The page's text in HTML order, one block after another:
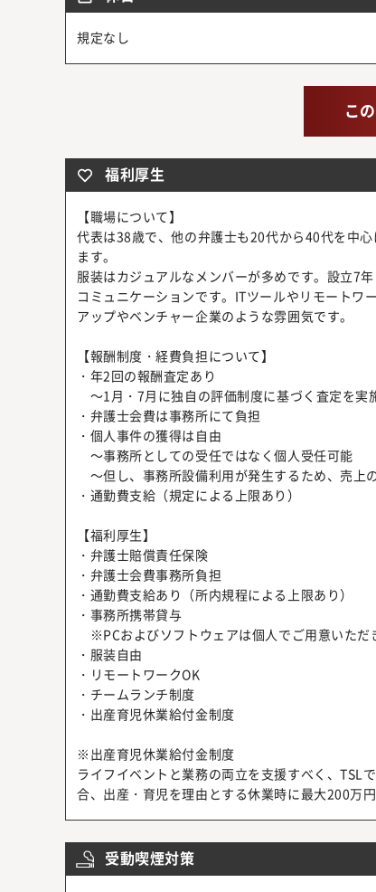
規定なし
こ
福利厚生
【職場について】
代表は38歳で、他の弁護士も20代から40代を中
ます。
服装はカジュアルなメンバーが多めです。設立7
コミュニケーションです。ITツールやリモートワ
アップやベンチャー企業のような雰囲気です。
【報酬制度・経費負担について】
・年2回の報酬査定あり
～1月・7月に独自の評価制度に基づく査定を実
・弁護士会費は事務所にて負担
・個人事件の獲得は自由
～事務所としての受任ではなく個人受任可能
～但し、事務所設備利用が発生するため、売上
・通勤費支給（規定による上限あり）
【福利厚生】
・弁護士賠償責任保険
・弁護士会費事務所負担
・通勤費支給あり（所内規程による上限あり）
・事務所携帯貸与
※PCおよびソフトウェアは個人でご用意いただ
・服装自由
・リモートワークOK
・チームランチ制度
・出産育児休業給付金制度
※出産育児休業給付金制度
ライフイベントと業務の両立を支援すべく、TSL
合、出産・育児を理由とする休業時に最大200万
受動喫煙対策